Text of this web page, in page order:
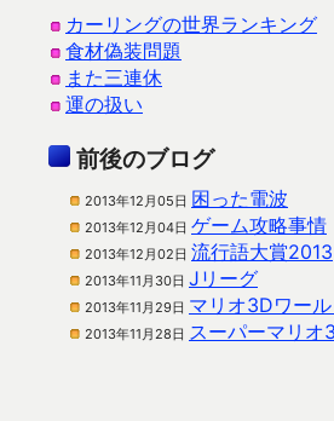
カーリングの世界ランキング
食材偽装問題
また三連休
運の扱い
前後のブログ
2013年12月05日 困った電波
2013年12月04日 ゲーム攻略事情
2013年12月02日 流行語大賞2013
2013年11月30日 Jリーグ
2013年11月29日 マリオ3Dワー
2013年11月28日 スーパーマリオ